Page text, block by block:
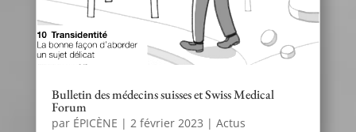
Bulletin des médecins suisses et Swiss Medical
Forum
par ÉPICÈNE | 2 février 2023 | Actus